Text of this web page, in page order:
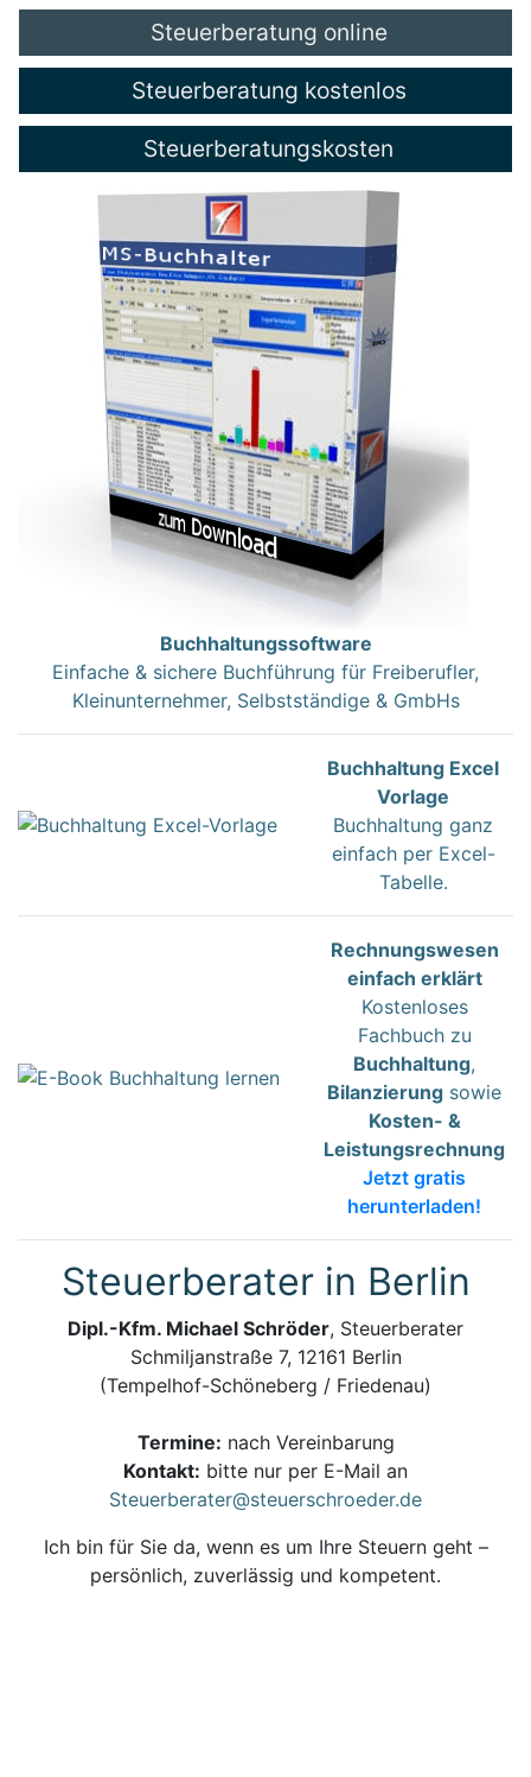
Steuerberatung online
Steuerberatung kostenlos
Steuerberatungskosten
Buchhaltungssoftware
Einfache & sichere Buchführung für Freiberufler,
Kleinunternehmer, Selbstständige & GmbHs
Buchhaltung Excel
Vorlage
Buchhaltung ganz
einfach per Excel-
Tabelle.
Rechnungswesen
einfach erklärt
Kostenloses
Fachbuch zu
Buchhaltung,
Bilanzierung sowie
Kosten- &
Leistungsrechnung
Jetzt gratis
herunterladen!
Steuerberater in Berlin
Dipl.-Kfm. Michael Schröder, Steuerberater
Schmiljanstraße 7, 12161 Berlin
(Tempelhof-Schöneberg / Friedenau)
Termine: nach Vereinbarung
Kontakt: bitte nur per E-Mail an
Steuerberater@steuerschroeder.de
Ich bin für Sie da, wenn es um Ihre Steuern geht –
persönlich, zuverlässig und kompetent.